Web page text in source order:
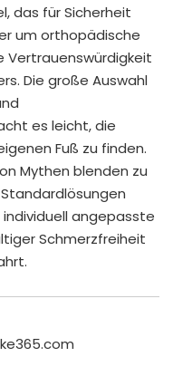
das für Sicherheit
um orthopädische
Vertrauenswürdigkeit
Die große Auswahl
es leicht, die
Fuß zu finden.
Mythen blenden zu
angepasste
Schmerzfreiheit